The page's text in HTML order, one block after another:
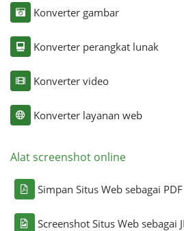
Konverter gambar
Konverter perangkat lunak
Konverter video
Konverter layanan web
Alat screenshot online
Simpan Situs Web sebagai PDF
Screenshot Situs Web sebagai